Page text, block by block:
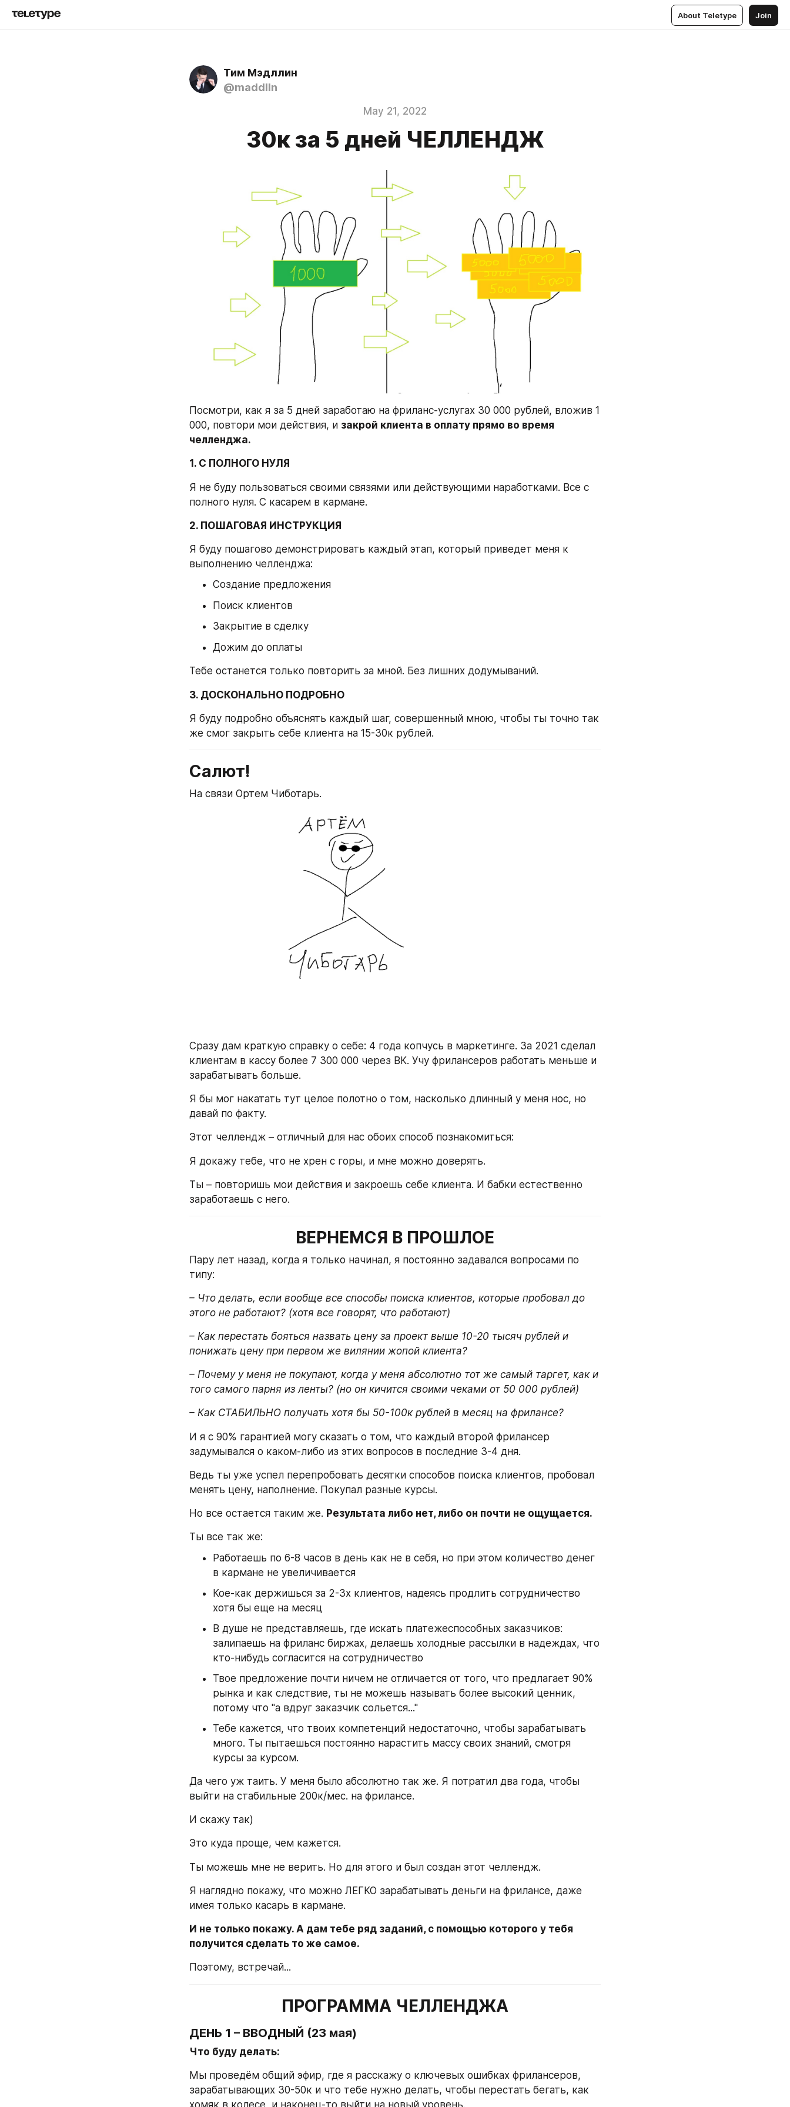
About Teletype Join
Тим Мэдллин
@maddlln
May 21, 2022
30к за 5 дней ЧЕЛЛЕНДЖ
Посмотри, как я за 5 дней заработаю на фриланс-услугах 30 000 рублей, вложив 1
000, повтори мои действия, и закрой клиента в оплату прямо во время
челленджа.
1. С ПОЛНОГО НУЛЯ
Я не буду пользоваться своими связями или действующими наработками. Все с
полного нуля. С касарем в кармане.
2. ПОШАГОВАЯ ИНСТРУКЦИЯ
Я буду пошагово демонстрировать каждый этап, который приведет меня к
выполнению челленджа:
Создание предложения
Поиск клиентов
Закрытие в сделку
Дожим до оплаты
Тебе останется только повторить за мной. Без лишних додумываний.
3. ДОСКОНАЛЬНО ПОДРОБНО
Я буду подробно объяснять каждый шаг, совершенный мною, чтобы ты точно так
же смог закрыть себе клиента на 15-30к рублей.
Салют!
На связи Ортем Чиботарь.
Сразу дам краткую справку о себе: 4 года копчусь в маркетинге. За 2021 сделал
клиентам в кассу более 7 300 000 через ВК. Учу фрилансеров работать меньше и
зарабатывать больше.
Я бы мог накатать тут целое полотно о том, насколько длинный у меня нос, но
давай по факту.
Этот челлендж – отличный для нас обоих способ познакомиться:
Я докажу тебе, что не хрен с горы, и мне можно доверять.
Ты – повторишь мои действия и закроешь себе клиента. И бабки естественно
заработаешь с него.
ВЕРНЕМСЯ В ПРОШЛОЕ
Пару лет назад, когда я только начинал, я постоянно задавался вопросами по
типу:
– Что делать, если вообще все способы поиска клиентов, которые пробовал до
этого не работают? (хотя все говорят, что работают)
– Как перестать бояться назвать цену за проект выше 10-20 тысяч рублей и
понижать цену при первом же вилянии жопой клиента?
– Почему у меня не покупают, когда у меня абсолютно тот же самый таргет, как и
того самого парня из ленты? (но он кичится своими чеками от 50 000 рублей)
– Как СТАБИЛЬНО получать хотя бы 50-100к рублей в месяц на фрилансе?
И я с 90% гарантией могу сказать о том, что каждый второй фрилансер
задумывался о каком-либо из этих вопросов в последние 3-4 дня.
Ведь ты уже успел перепробовать десятки способов поиска клиентов, пробовал
менять цену, наполнение. Покупал разные курсы.
Но все остается таким же. Результата либо нет, либо он почти не ощущается.
Ты все так же:
Работаешь по 6-8 часов в день как не в себя, но при этом количество денег
в кармане не увеличивается
Кое-как держишься за 2-3х клиентов, надеясь продлить сотрудничество
хотя бы еще на месяц
В душе не представляешь, где искать платежеспособных заказчиков:
залипаешь на фриланс биржах, делаешь холодные рассылки в надеждах, что
кто-нибудь согласится на сотрудничество
Твое предложение почти ничем не отличается от того, что предлагает 90%
рынка и как следствие, ты не можешь называть более высокий ценник,
потому что "а вдруг заказчик сольется..."
Тебе кажется, что твоих компетенций недостаточно, чтобы зарабатывать
много. Ты пытаешься постоянно нарастить массу своих знаний, смотря
курсы за курсом.
Да чего уж таить. У меня было абсолютно так же. Я потратил два года, чтобы
выйти на стабильные 200к/мес. на фрилансе.
И скажу так)
Это куда проще, чем кажется.
Ты можешь мне не верить. Но для этого и был создан этот челлендж.
Я наглядно покажу, что можно ЛЕГКО зарабатывать деньги на фрилансе, даже
имея только касарь в кармане.
И не только покажу. А дам тебе ряд заданий, с помощью которого у тебя
получится сделать то же самое.
Поэтому, встречай...
ПРОГРАММА ЧЕЛЛЕНДЖА
ДЕНЬ 1 – ВВОДНЫЙ (23 мая)
Что буду делать:
Мы проведём общий эфир, где я расскажу о ключевых ошибках фрилансеров,
зарабатывающих 30-50к и что тебе нужно делать, чтобы перестать бегать, как